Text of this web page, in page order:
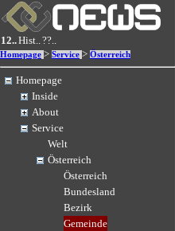
12..Hist..??..
Homepage > Service > Österreich
Homepage
Inside
About
Service
Welt
Österreich
Österreich
Bundesland
Bezirk
Gemeinde